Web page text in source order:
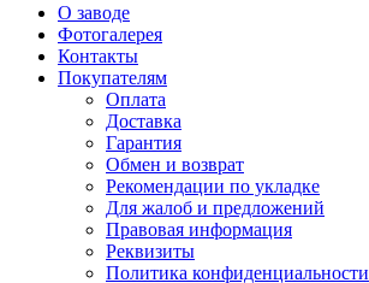
О заводе
Фотогалерея
Контакты
Покупателям
Оплата
Доставка
Гарантия
Обмен и возврат
Рекомендации по укладке
Для жалоб и предложений
Правовая информация
Реквизиты
Политика конфиденциальности